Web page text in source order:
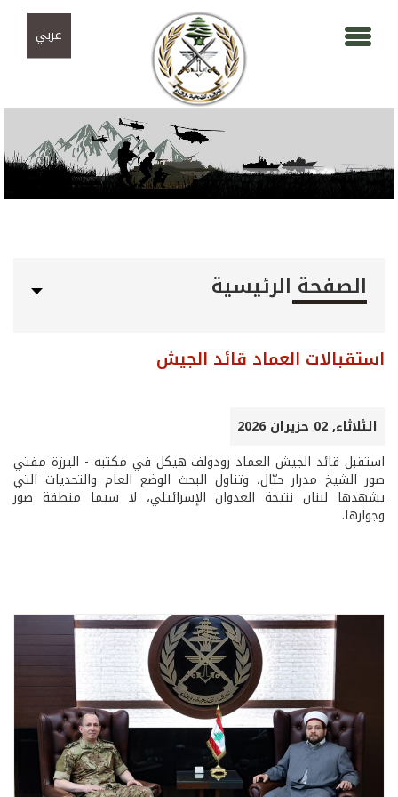
عربي
الصفحة الرئيسية
استقبالات العماد قائد الجيش
الثلاثاء, 02 حزيران 2026
استقبل قائد الجيش العماد رودولف هيكل في مكتبه - اليرزة مفتي
صور الشيخ مدرار حبّال، وتناول البحث الوضع العام والتحديات التي
يشهدها لبنان نتيجة العدوان الإسرائيلي، لا سيما منطقة صور
وجوارها.